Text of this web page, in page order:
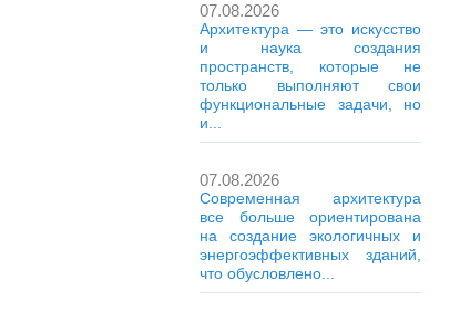
07.08.2026
Архитектура — это искусство
и наука создания
пространств, которые не
только выполняют свои
функциональные задачи, но
и...
07.08.2026
Современная архитектура
все больше ориентирована
на создание экологичных и
энергоэффективных зданий,
что обусловлено...